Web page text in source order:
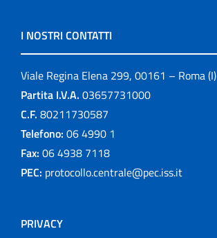
I NOSTRI CONTATTI
Viale Regina Elena 299, 00161 – Roma (I)
Partita I.V.A. 03657731000
C.F. 80211730587
Telefono: 06 4990 1
Fax: 06 4938 7118
PEC: protocollo.centrale@pec.iss.it
PRIVACY